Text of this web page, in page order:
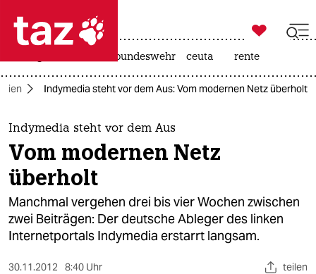
 taz zahl ich
taz zahl ich
themen
politik
öko
gesellschaft

taz zahl ich
bundeswehr ceuta rente
Indymedia steht vor dem Aus: Vom modernen Netz überholt
Indymedia steht vor dem Aus
Vom modernen Netz
überholt
Manchmal vergehen drei bis vier Wochen zwischen
zwei Beiträgen: Der deutsche Ableger des linken
Internetportals Indymedia erstarrt langsam.
30.11.2012 8:40 Uhr teilen